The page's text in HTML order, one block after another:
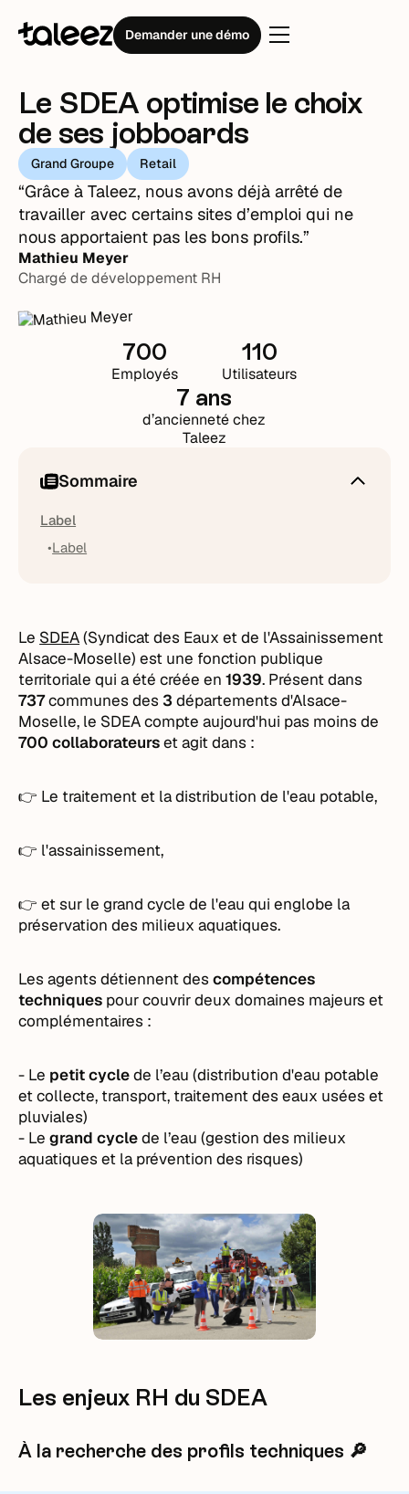
Demander une démo
Témoignages clients SDEA
Le SDEA optimise le choix
de ses jobboards
Grand Groupe Retail
“Grâce à Taleez, nous avons déjà arrêté de
travailler avec certains sites d’emploi qui ne
nous apportaient pas les bons profils.”
Mathieu Meyer
Chargé de développement RH
700
Employés
110
Utilisateurs
7 ans
d’ancienneté chez
Taleez
Sommaire
Label
Label
Le SDEA(Syndicat des Eaux et de l'Assainissement
Alsace-Moselle) est une fonction publique
territoriale qui a été créée en1939. Présent dans
737communes des 3 départements d'Alsace-
Moselle, le SDEA compte aujourd'hui pas moins de
700 collaborateurset agit dans :
👉 Le traitement et la distribution de l'eau potable,
👉 l'assainissement,
👉 et sur le grand cycle de l'eau qui englobe la
préservation des milieux aquatiques.
Les agents détiennent descompétences
techniques pour couvrir deux domaines majeurs et
complémentaires :
- Le petit cyclede l’eau (distribution d'eau potable
et collecte, transport, traitement des eaux usées et
pluviales)
- Legrand cyclede l’eau (gestion des milieux
aquatiques et la prévention des risques)
Les enjeux RH du SDEA
À la recherche des profils techniques 🔎